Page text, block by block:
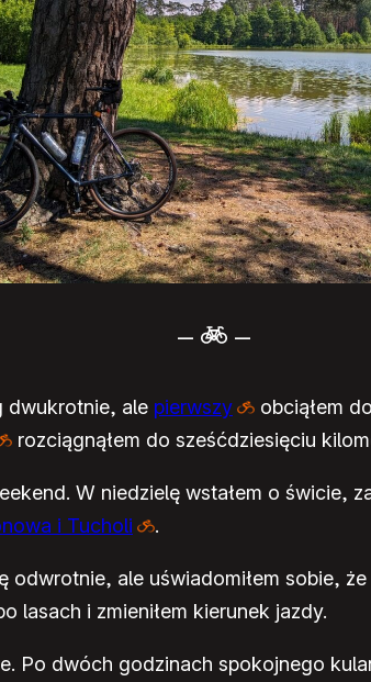
– –
dwukrotnie, ale pierwszy
obciąłem
rozciągnąłem do sześćdziesięciu
W niedzielę wstałem o świcie,
i Tucholi .
odwrotnie, ale uświadomiłem sobie,
lasach i zmieniłem kierunek jazdy.
Po dwóch godzinach spokojnego